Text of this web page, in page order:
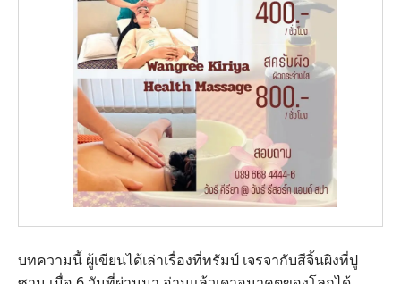
บทความนี้ ผู้เขียนได้เล่าเรื่องที่ทรัมป์ เจรจากับสีจิ้นผิงที่ปู